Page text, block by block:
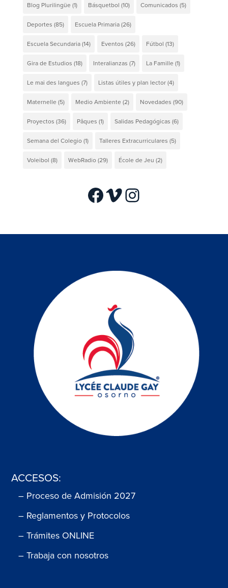
Blog Plurilingüe (1) Básquetbol (10) Comunicados (5)
Deportes (85) Escuela Primaria(26)
Escuela Secundaria(14) Eventos (26) Fútbol (13)
Gira de Estudios (18) Interalianzas (7) La Famille (1)
Le mai des langues (7) Listas útiles y plan lector(4)
Maternelle (5) Medio Ambiente (2) Novedades (90)
Proyectos (36) Pâques (1) Salidas Pedagógicas (6)
Semana del Colegio(1) Talleres Extracurriculares (5)
Voleibol (8) WebRadio(29) École de Jeu (2)
Facebook
VimeoInstagram
ACCESOS:
– Proceso de Admisión 2027
– Reglamentos y Protocolos
– Trámites ONLINE
– Trabaja con nosotros